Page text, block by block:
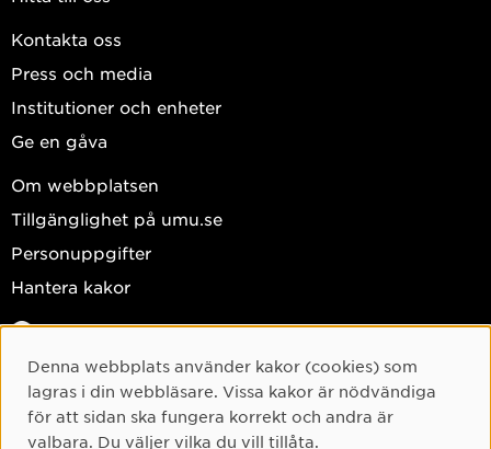
Kontakta oss
Press och media
Institutioner och enheter
Ge en gåva
Om webbplatsen
Tillgänglighet på umu.se
Personuppgifter
Hantera kakor
Facebook
Instagram
TikTok
Youtube
Cookie-samtycke
Denna webbplats använder kakor (cookies) som
lagras i din webbläsare. Vissa kakor är nödvändiga
för att sidan ska fungera korrekt och andra är
valbara. Du väljer vilka du vill tillåta.